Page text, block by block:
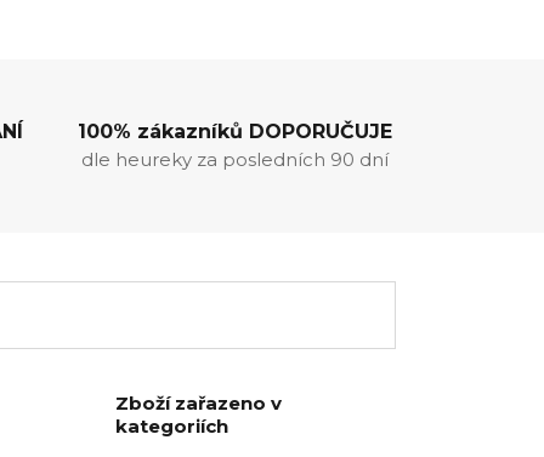
100% zákazníků DOPORUČUJE
dle heureky za posledních 90 dní
Zboží zařazeno v
kategoriích